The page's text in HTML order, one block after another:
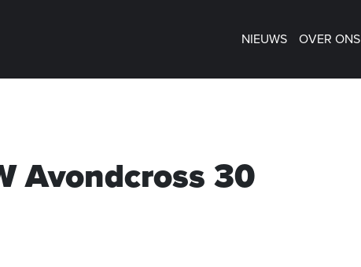
NIEUWS OVER ONS
Avondcross 30